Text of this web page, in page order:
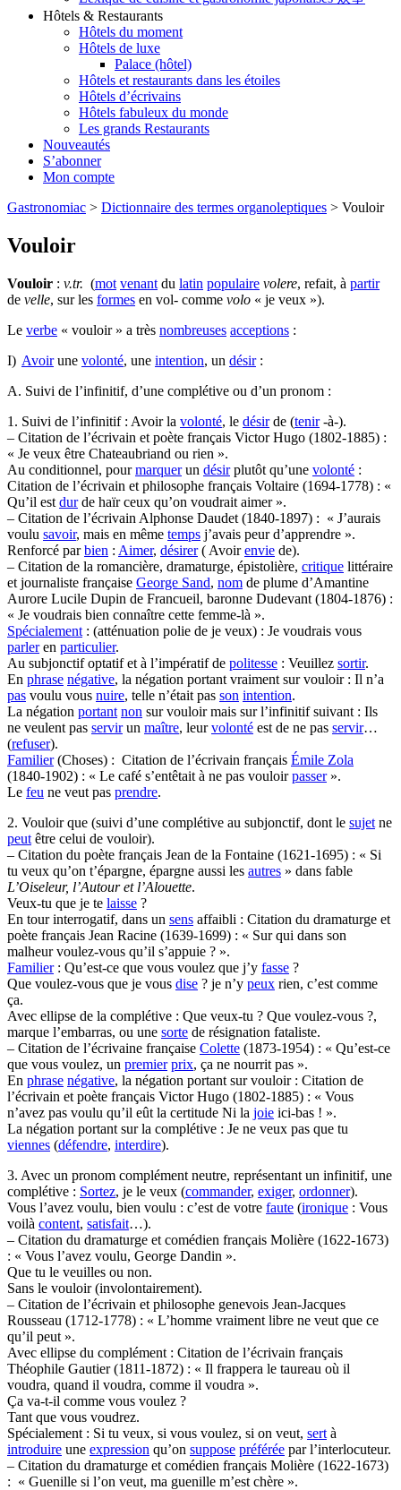
Hôtels & Restaurants
Hôtels du moment
Hôtels de luxe
Palace (hôtel)
Hôtels et restaurants dans les étoiles
Hôtels d’écrivains
Hôtels fabuleux du monde
Les grands Restaurants
Nouveautés
S’abonner
Mon compte
Gastronomiac > Dictionnaire des termes organoleptiques > Vouloir
Vouloir
Vouloir : v.tr. (mot venant du latin populaire volere, refait, à partir
de velle, sur les formes en vol- comme volo « je veux »).
Le verbe « vouloir » a très nombreuses acceptions :
I) Avoirune volonté, une intention, un désir:
A. Suivi de l’infinitif, d’une complétive ou d’un pronom :
1. Suivi de l’infinitif : Avoir la volonté, le désirde (tenir-à-).
– Citation de l’écrivain et poète français Victor Hugo (1802-1885) :
« Je veux être Chateaubriand ou rien ».
Au conditionnel, pourmarquerun désirplutôt qu’une volonté :
Citation de l’écrivain et philosophe français Voltaire (1694-1778) : «
Qu’il est durde haïr ceux qu’on voudrait aimer ».
– Citation de l’écrivain Alphonse Daudet (1840-1897) : « J’aurais
voulu savoir, mais en même temps j’avais peur d’apprendre ».
Renforcé parbien : Aimer, désirer( Avoirenvie de).
– Citation de la romancière, dramaturge, épistolière, critique littéraire
et journaliste française George Sand, nom de plume d’Amantine
Aurore Lucile Dupin de Francueil, baronne Dudevant (1804-1876) :
« Je voudrais bien connaître cette femme-là ».
Spécialement : (atténuation polie de je veux) : Je voudrais vous
parleren particulier.
Au subjonctif optatif et à l’impératif de politesse : Veuillez sortir.
En phrase négative, la négation portant vraiment sur vouloir : Il n’a
pas voulu vous nuire, telle n’était pas son intention.
La négation portant non sur vouloir mais sur l’infinitif suivant : Ils
ne veulent pas servirun maître, leurvolonté est de ne pas servir…
(refuser).
Familier(Choses) : Citation de l’écrivain français Émile Zola
(1840-1902) : « Le café s’entêtait à ne pas vouloirpasser».
Le feu ne veut pas prendre.
2. Vouloir que (suivi d’une complétive au subjonctif, dont le sujet ne
peut être celui de vouloir).
– Citation du poète français Jean de la Fontaine (1621-1695) : « Si
tu veux qu’on t’épargne, épargne aussi les autres » dans fable
L’Oiseleur, l’Autour et l’Alouette.
Veux-tu que je te laisse ?
En tour interrogatif, dans un sens affaibli : Citation du dramaturge et
poète français Jean Racine (1639-1699) : « Sur qui dans son
malheur voulez-vous qu’il s’appuie ? ».
Familier: Qu’est-ce que vous voulez que j’y fasse ?
Que voulez-vous que je vous dise ? je n’y peux rien, c’est comme
ça.
Avec ellipse de la complétive : Que veux-tu ? Que voulez-vous ?,
marque l’embarras, ou une sorte de résignation fataliste.
– Citation de l’écrivaine française Colette (1873-1954) : « Qu’est-ce
que vous voulez, un premier prix, ça ne nourrit pas ».
En phrase négative, la négation portant sur vouloir : Citation de
l’écrivain et poète français Victor Hugo (1802-1885) : « Vous
n’avez pas voulu qu’il eût la certitude Ni la joie ici-bas ! ».
La négation portant sur la complétive : Je ne veux pas que tu
viennes (défendre, interdire).
3. Avec un pronom complément neutre, représentant un infinitif, une
complétive : Sortez, je le veux (commander, exiger, ordonner).
Vous l’avez voulu, bien voulu : c’est de votre faute (ironique : Vous
voilà content, satisfait…).
– Citation du dramaturge et comédien français Molière (1622-1673)
: « Vous l’avez voulu, George Dandin ».
Que tu le veuilles ou non.
Sans le vouloir (involontairement).
– Citation de l’écrivain et philosophe genevois Jean-Jacques
Rousseau (1712-1778) : « L’homme vraiment libre ne veut que ce
qu’il peut ».
Avec ellipse du complément : Citation de l’écrivain français
Théophile Gautier (1811-1872) : « Il frappera le taureau où il
voudra, quand il voudra, comme il voudra ».
Ça va-t-il comme vous voulez ?
Tant que vous voudrez.
Spécialement : Si tu veux, si vous voulez, si on veut, sert à
introduire une expression qu’on suppose préférée par l’interlocuteur.
– Citation du dramaturge et comédien français Molière (1622-1673)
: « Guenille si l’on veut, ma guenille m’est chère ».